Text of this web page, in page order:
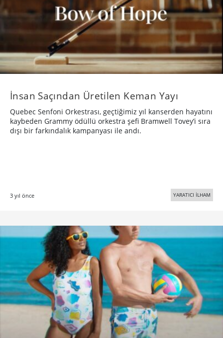
İnsan Saçından Üretilen Keman Yayı
Quebec Senfoni Orkestrası, geçtiğimiz yıl kanserden hayatını
kaybeden Grammy ödüllü orkestra şefi Bramwell Tovey’i sıra
dışı bir farkındalık kampanyası ile andı.
3 yıl önce YARATICI İLHAM